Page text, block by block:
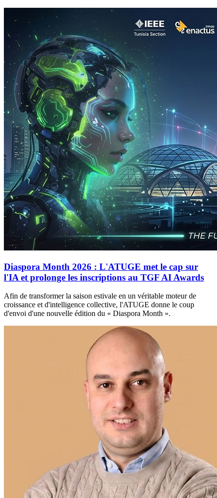
Diaspora Month 2026 : L'ATUGE met le cap sur
l'IA et prolonge les inscriptions au TGF AI Awards
Afin de transformer la saison estivale en un véritable moteur de
croissance et d'intelligence collective, l'ATUGE donne le coup
d'envoi d'une nouvelle édition du « Diaspora Month ».